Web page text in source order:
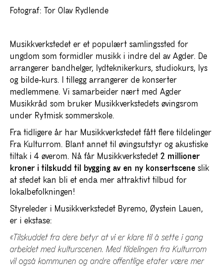
Fotograf: Tor Olav Rydlende
Musikkverkstedet er et populært samlingssted for
ungdom som formidler musikk i indre del av Agder. De
arrangerer bandhelger, lydteknikerkurs, studiokurs, lys
og bilde-kurs. I tillegg arrangerer de konserter
medlemmene. Vi samarbeider nært med Agder
Musikkråd som bruker Musikkverkstedets øvingsrom
under Rytmisk sommerskole.
Fra tidligere år har Musikkverkstedet fått flere tildelinger
Fra Kulturrom. Blant annet til øvingsutstyr og akustiske
tiltak i 4 øverom. Nå får Musikkverkstedet 2 millioner
kroner i tilskudd til bygging av en ny konsertscene slik
at stedet kan bli et enda mer attraktivt tilbud for
lokalbefolkningen!
Styreleder i Musikkverkstedet Byremo, Øystein Lauen,
er i ekstase:
«Tilskuddet fra dere betyr at vi er klare til å sette i gang
arbeidet med kulturscenen. Med tildelingen fra Kulturrom
vil også kommunen og andre offentlige etater være mer